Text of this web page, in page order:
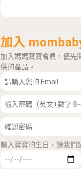
加入
加入媽媽寶寶會員，優先
供的產品。
輸入寶寶的生日，讓我們